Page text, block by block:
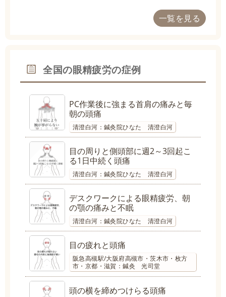
一覧を見る
全国の眼精疲労の症例
PC作業後に強まる首肩の痛みと毎
朝の頭痛
清澄白河：鍼灸院ひなた 清澄白河
目の周りと側頭部に週2～3回起こ
る1日中続く頭痛
清澄白河：鍼灸院ひなた 清澄白河
デスクワークによる眼精疲労、朝
の顎の痛みと不眠
清澄白河：鍼灸院ひなた 清澄白河
目の疲れと頭痛
阪急高槻駅/大阪府高槻市・茨木市・枚方
市・京都・滋賀：鍼灸 光司堂
頭の横を締めつけらる頭痛